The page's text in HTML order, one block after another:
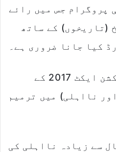
پروگرام جس میں رائے
(تاریخوں) کے ساتھ
کیا جانا ضروری ہے۔
قومی اسمبلی سے الیکشن ایکٹ 2017 کے
اور نااہلی) میں ترمیم
ترمیم کے بعد 5 سال سے زیادہ نااہلی کی